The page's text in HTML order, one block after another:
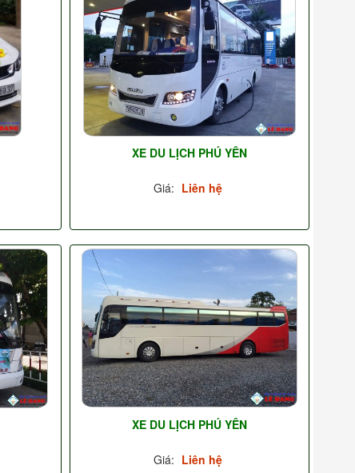
XE DU LỊCH PHÚ YÊN
Giá: Liên hệ
XE DU LỊCH PHÚ YÊN
Giá: Liên hệ